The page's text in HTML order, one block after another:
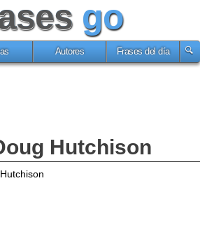
go
Autores Frases del día
Hutchison